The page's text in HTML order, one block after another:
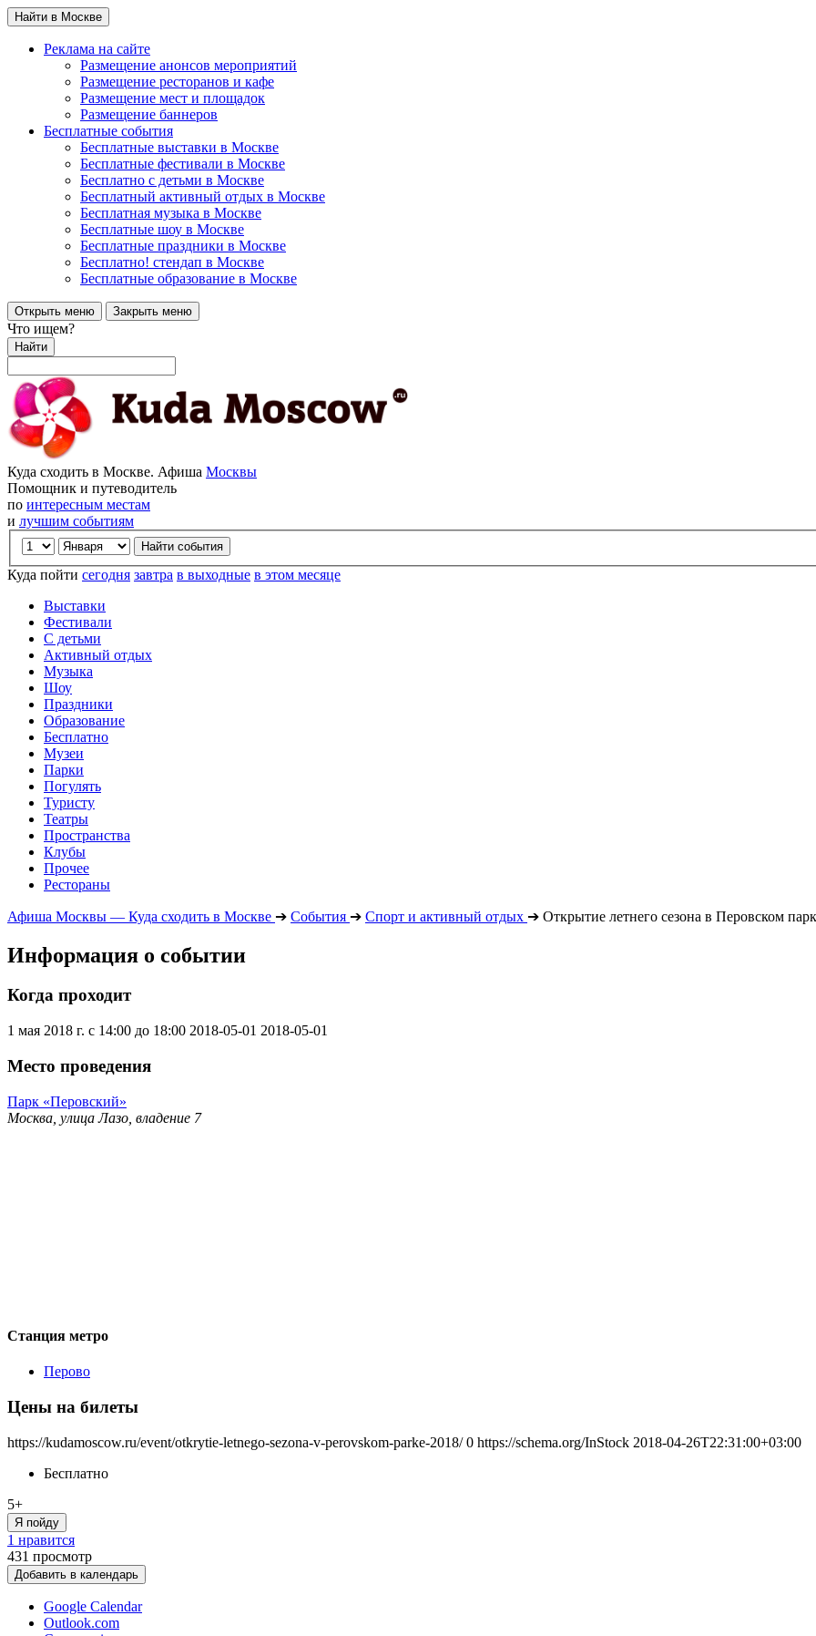
Найти в Москве
Реклама на сайте
Размещение анонсов мероприятий
Размещение ресторанов и кафе
Размещение мест и площадок
Размещение баннеров
Бесплатные события
Бесплатные выставки в Москве
Бесплатные фестивали в Москве
Бесплатно с детьми в Москве
Бесплатный активный отдых в Москве
Бесплатная музыка в Москве
Бесплатные шоу в Москве
Бесплатные праздники в Москве
Бесплатно! стендап в Москве
Бесплатные образование в Москве
Открыть меню Закрыть меню
Что ищем?
Найти
Куда сходить в Москве. Афиша Москвы
Помощник и путеводитель
по интересным местам
и лучшим событиям
Куда пойти сегодня завтра в выходные в этом месяце
Выставки
Фестивали
С детьми
Активный отдых
Музыка
Шоу
Праздники
Образование
Бесплатно
Музеи
Парки
Погулять
Туристу
Театры
Пространства
Клубы
Прочее
Рестораны
Афиша Москвы — Куда сходить в Москве ➔ События ➔ Спорт и активный отдых ➔ Открытие летнего сезона в Перовском
Информация о событии
Когда проходит
1 мая 2018 г. с 14:00 до 18:00 2018-05-01 2018-05-01
Место проведения
Парк «Перовский»
Москва, улица Лазо, владение 7
Станция метро
Перово
Цены на билеты
https://kudamoscow.ru/event/otkrytie-letnego-sezona-v-perovskom-parke-2018/ 0 https://schema.org/InStock 2018-04-26T22:31:00+03:00
Бесплатно
5+
Я пойду
1 нравится
431 просмотр
Добавить в календарь
Google Calendar
Outlook.com